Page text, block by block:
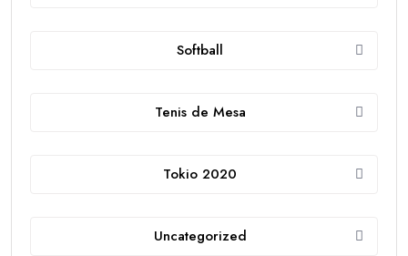
Softball
Tenis de Mesa
Tokio 2020
Uncategorized